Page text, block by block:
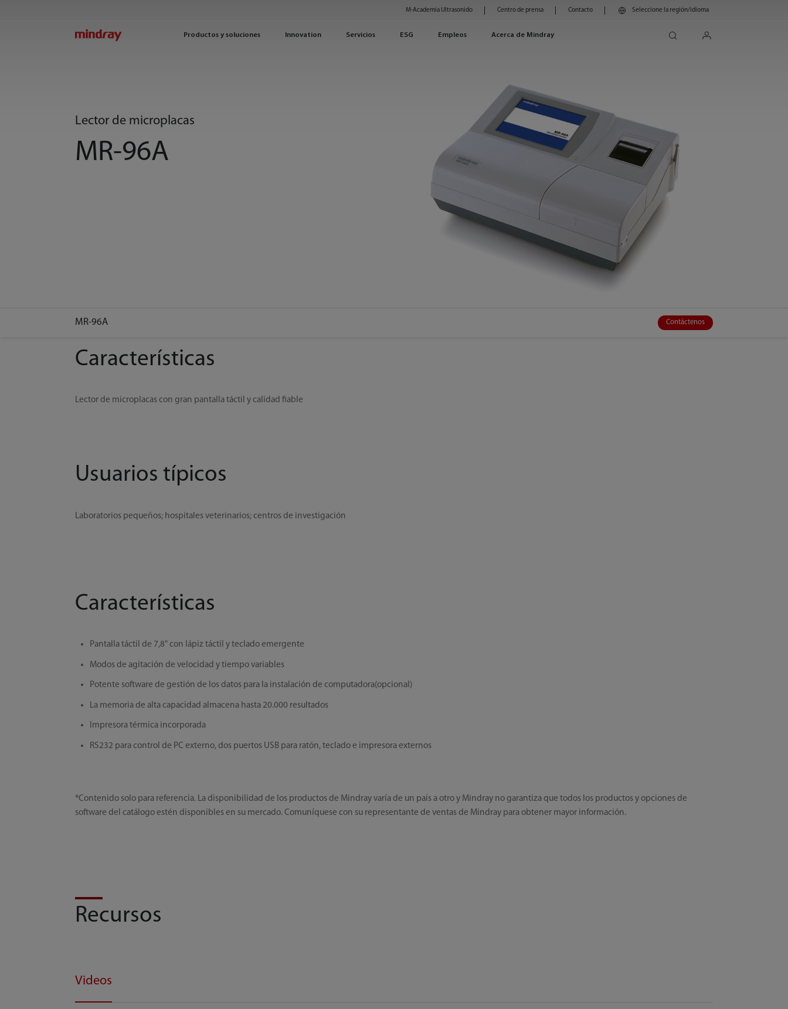
Productos y soluciones Innovation Servicios ESG Empleos Acerca de Mindray
M-Academia Ultrasonido Centro de prensa Contacto Seleccione la región/idioma
Lector de microplacas
MR-96A
MR-96A Contáctenos
Características
Lector de microplacas con gran pantalla táctil y calidad fiable
Usuarios típicos
Laboratorios pequeños; hospitales veterinarios; centros de investigación
Características
Pantalla táctil de 7,8" con lápiz táctil y teclado emergente
Modos de agitación de velocidad y tiempo variables
Potente software de gestión de los datos para la instalación de computadora(opcional)
La memoria de alta capacidad almacena hasta 20.000 resultados
Impresora térmica incorporada
RS232 para control de PC externo, dos puertos USB para ratón, teclado e impresora externos
*Contenido solo para referencia. La disponibilidad de los productos de Mindray varía de un país a otro y Mindray no garantiza que todos los productos y opciones de
software del catálogo estén disponibles en su mercado. Comuníquese con su representante de ventas de Mindray para obtener mayor información.
Recursos
Videos